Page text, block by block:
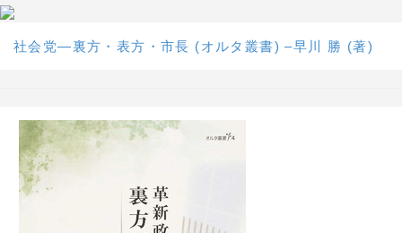
社会党―裏方・表方・市長 (オルタ叢書) –早川 勝 (著)